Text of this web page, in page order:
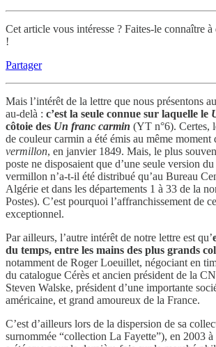
Cet article vous intéresse ? Faites-le connaître à
!
Partager
Mais l’intérêt de la lettre que nous présentons
au-delà : c’est la seule connue sur laquelle le
côtoie des Un franc carmin (YT n°6). Certes,
de couleur carmin a été émis au même moment
vermillon, en janvier 1849. Mais, le plus
poste ne disposaient que d’une seule version
vermillon n’a-t-il été distribué qu’au Bureau
Algérie et dans les départements 1 à 33 de la
Postes). C’est pourquoi l’affranchissement de
exceptionnel.
Par ailleurs, l’autre intérêt de notre lettre est qu’
du temps, entre les mains des plus grands
notamment de Roger Loeuillet, négociant en
du catalogue Cérès et ancien président de la
Steven Walske, président d’une importante
américaine, et grand amoureux de la France.
C’est d’ailleurs lors de la dispersion de sa
surnommée “collection La Fayette”), en 2003 à